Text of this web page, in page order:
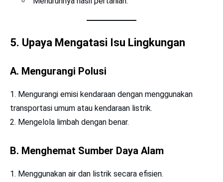
5. Upaya Mengatasi Isu Lingkungan
A. Mengurangi Polusi
Mengurangi emisi kendaraan dengan menggunakan
transportasi umum atau kendaraan listrik.
Mengelola limbah dengan benar.
B. Menghemat Sumber Daya Alam
Menggunakan air dan listrik secara efisien.